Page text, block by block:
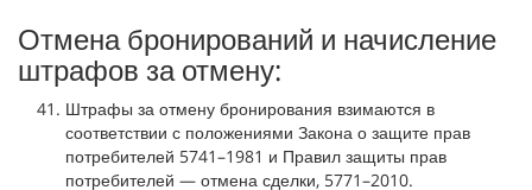
Отмена бронирований и начисление
штрафов за отмену:
Штрафы за отмену бронирования взимаются в
соответствии с положениями Закона о защите прав
потребителей 5741–1981 и Правил защиты прав
потребителей — отмена сделки, 5771–2010.